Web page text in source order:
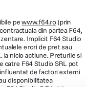
pewww.f64.ro(prin
din partea F64,
Implicit F64 Studio
erori de pret sau
la nicio actiune. Preturile si
catre F64 Studio SRL pot
de factori externi
disponibilitatea